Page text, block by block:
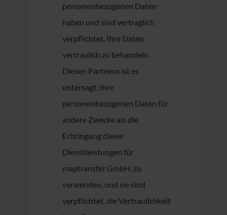
personenbezogenen Daten
haben und sind vertraglich
verpflichtet, Ihre Daten
vertraulich zu behandeln.
Diesen Partnern ist es
untersagt, Ihre
personenbezogenen Daten für
andere Zwecke als die
Erbringung dieser
Dienstleistungen für
maptransfer GmbH, zu
verwenden, und sie sind
verpflichtet, die Vertraulichkeit